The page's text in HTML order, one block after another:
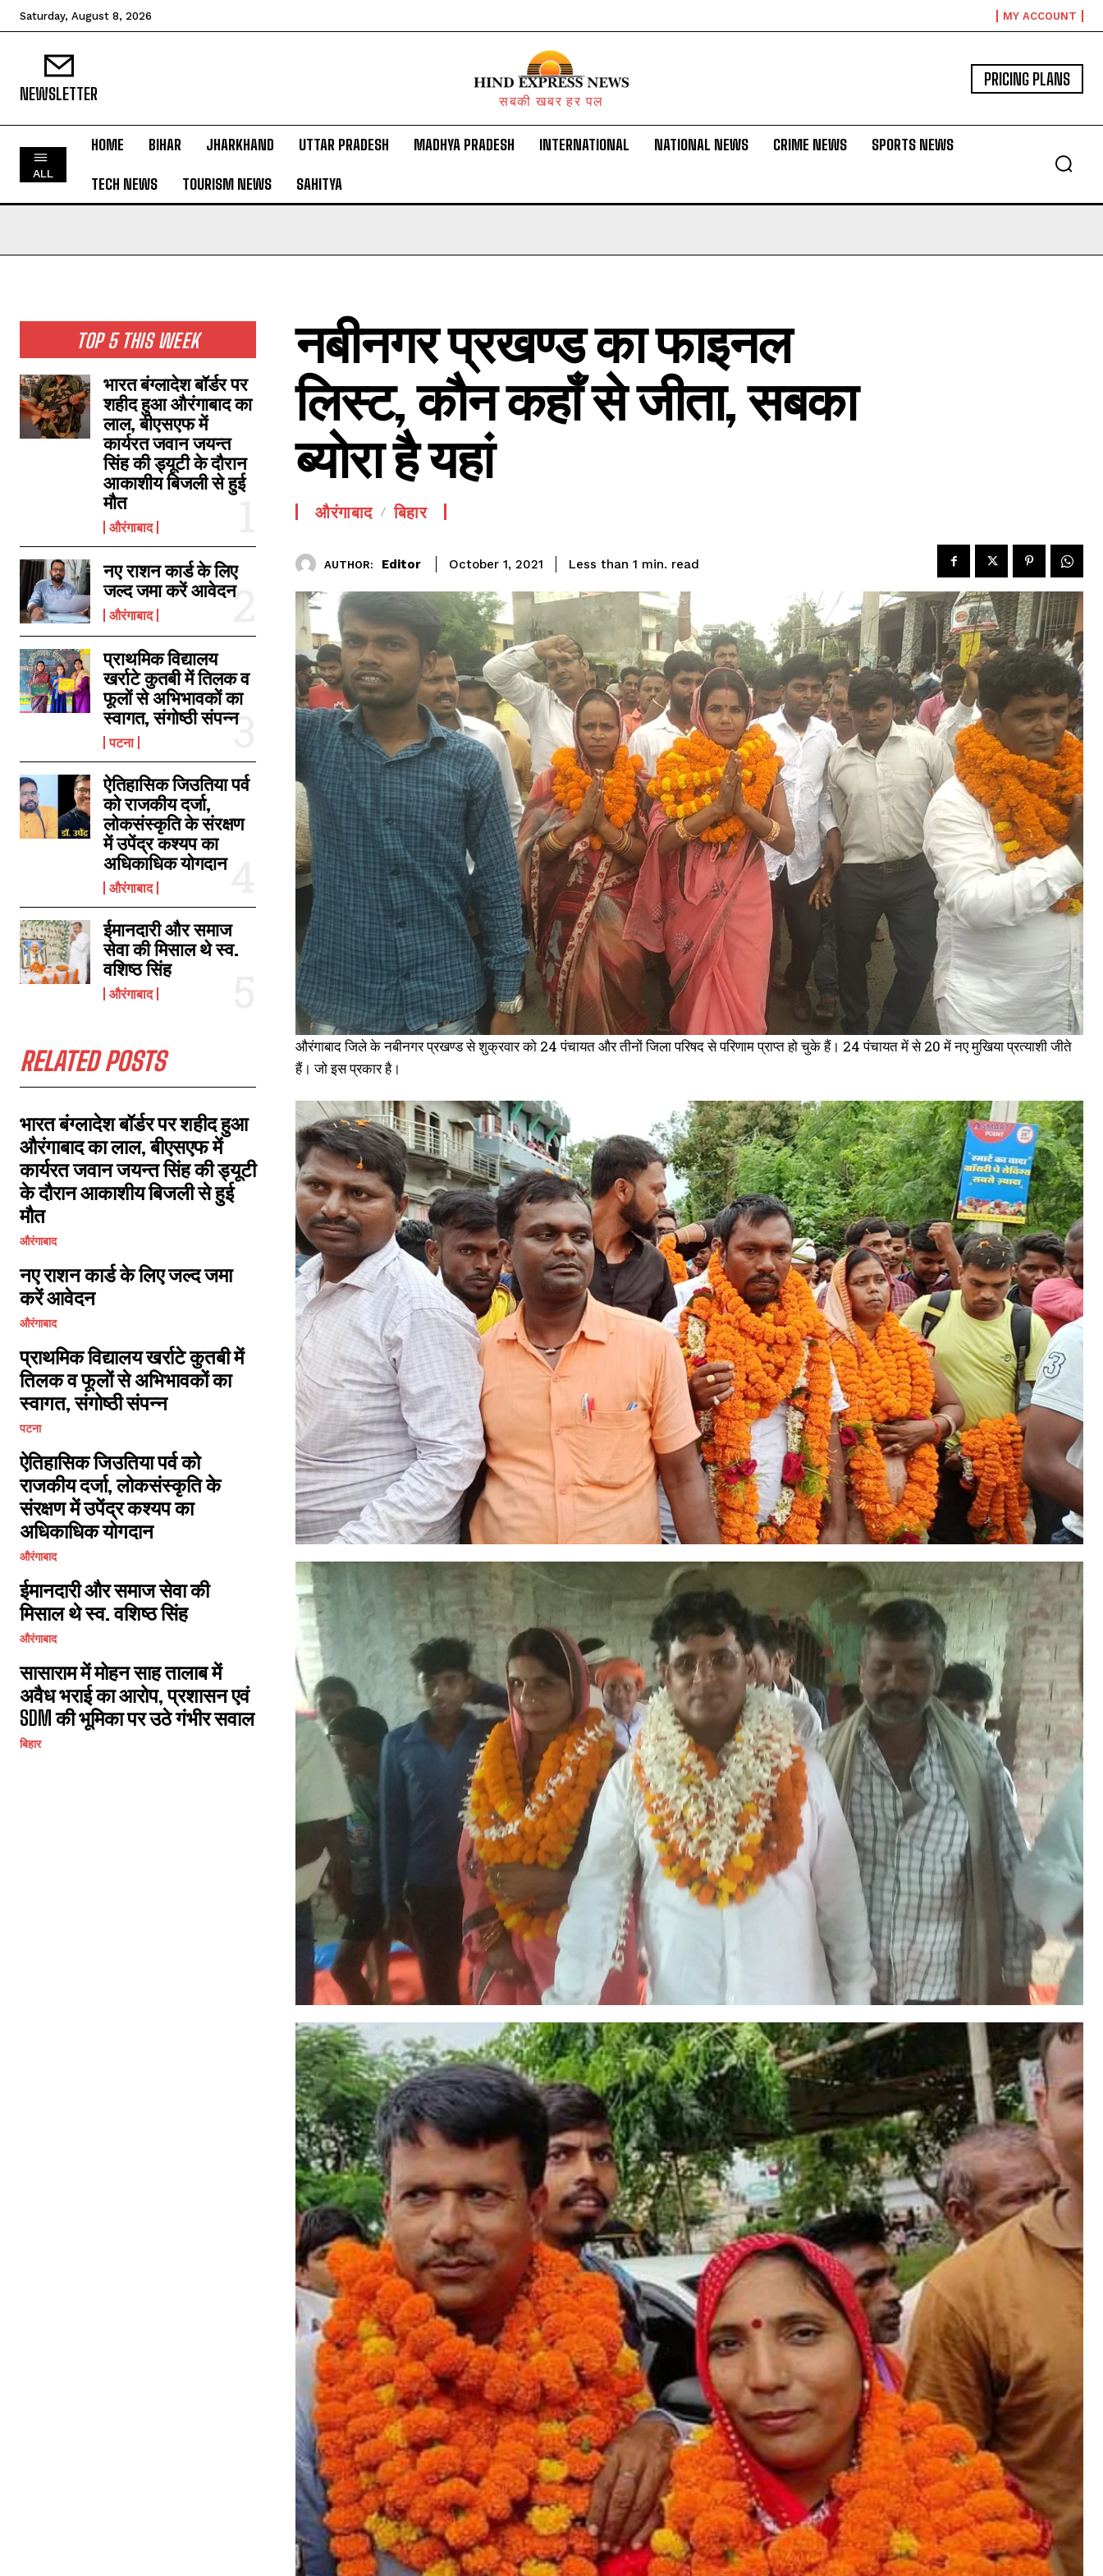
I WANT IN
I've read and accept thePrivacy Policy.
BIHAR
NATIONAL NEWS
CRIME NEWS
SPORTS NEWS
TECH NEWS
TOURISM NEWS
पैक्स चुनाव बिहार : नबीनगर के अंकोरहा से आगे हैं कमलेश मेहता!
November 24, 2024
In "औरंगाबाद"
दूसरे चरण में औरंगाबाद जिले के नबीनगर प्रखंड में जारी है नामांकन का दौर, पहुंच रहे हैं
दिग्गज
September 11, 2021
In "औरंगाबाद"
नबीनगर के 2 बूथों पर होगा 4 अक्टूबर को पुनर्मतदान, उसी दिन शाम को होगी गिनती
October 2, 2021
In "औरंगाबाद"
Saturday, August 8, 2026 MY ACCOUNT
NEWSLETTER सबकी खबर हर पल
PRICING PLANS
ALL
HOME BIHAR JHARKHAND UTTAR PRADESH MADHYA PRADESH INTERNATIONAL NATIONAL NEWS CRIME NEWS SPORTS NEWS
TECH NEWS TOURISM NEWS SAHITYA
TOP 5 THIS WEEK
भारत बंग्लादेश बॉर्डर पर
शहीद हुआ औरंगाबाद का
लाल, बीएसएफ में
कार्यरत जवान जयन्त
सिंह की ड्यूटी के दौरान
आकाशीय बिजली से हुई
मौत
औरंगाबाद
नए राशन कार्ड के लिए
जल्द जमा करें आवेदन
औरंगाबाद
प्राथमिक विद्यालय
खर्राटे कुतबी में तिलक व
फूलों से अभिभावकों का
स्वागत, संगोष्ठी संपन्न
पटना
ऐतिहासिक जिउतिया पर्व
को राजकीय दर्जा,
लोकसंस्कृति के संरक्षण
में उपेंद्र कश्यप का
अधिकाधिक योगदान
औरंगाबाद
ईमानदारी और समाज
सेवा की मिसाल थे स्व.
वशिष्ठ सिंह
औरंगाबाद
RELATED POSTS
भारत बंग्लादेश बॉर्डर पर शहीद हुआ
औरंगाबाद का लाल, बीएसएफ में
कार्यरत जवान जयन्त सिंह की ड्यूटी
के दौरान आकाशीय बिजली से हुई
मौत
औरंगाबाद
नए राशन कार्ड के लिए जल्द जमा
करें आवेदन
औरंगाबाद
प्राथमिक विद्यालय खर्राटे कुतबी में
तिलक व फूलों से अभिभावकों का
स्वागत, संगोष्ठी संपन्न
पटना
ऐतिहासिक जिउतिया पर्व को
राजकीय दर्जा, लोकसंस्कृति के
संरक्षण में उपेंद्र कश्यप का
अधिकाधिक योगदान
औरंगाबाद
ईमानदारी और समाज सेवा की
मिसाल थे स्व. वशिष्ठ सिंह
औरंगाबाद
सासाराम में मोहन साह तालाब में
अवैध भराई का आरोप, प्रशासन एवं
SDM की भूमिका पर उठे गंभीर सवाल
बिहार
नबीनगर प्रखण्ड का फाइनल
लिस्ट, कौन कहाँ से जीता, सबका
ब्योरा है यहां
औरंगाबाद बिहार
AUTHOR: Editor October 1, 2021 Less than 1 min. read
औरंगाबाद जिले के नबीनगर प्रखण्ड से शुक्रवार को 24 पंचायत और तीनों जिला परिषद से परिणाम प्राप्त हो चुके हैं। 24 पंचायत में से 20 में नए मुखिया प्रत्याशी जीते
हैं। जो इस प्रकार है।